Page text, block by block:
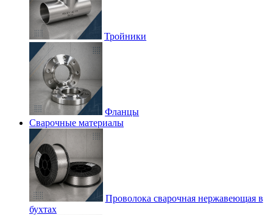
Тройники
Фланцы
Сварочные материалы
Проволока сварочная нержавеющая в
бухтах